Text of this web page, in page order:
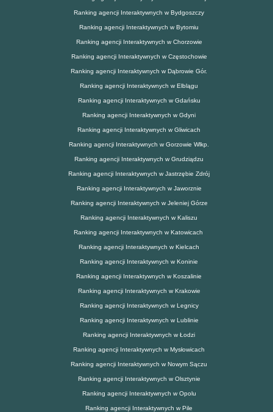
Ranking agencji Interaktywnych w Bydgoszczy
Ranking agencji Interaktywnych w Bytomiu
Ranking agencji Interaktywnych w Chorzowie
Ranking agencji Interaktywnych w Częstochowie
Ranking agencji Interaktywnych w Dąbrowie Gór.
Ranking agencji Interaktywnych w Elblągu
Ranking agencji Interaktywnych w Gdańsku
Ranking agencji Interaktywnych w Gdyni
Ranking agencji Interaktywnych w Gliwicach
Ranking agencji Interaktywnych w Gorzowie Wlkp.
Ranking agencji Interaktywnych w Grudziądzu
Ranking agencji Interaktywnych w Jastrzębie Zdrój
Ranking agencji Interaktywnych w Jaworznie
Ranking agencji Interaktywnych w Jeleniej Górze
Ranking agencji Interaktywnych w Kaliszu
Ranking agencji Interaktywnych w Katowicach
Ranking agencji Interaktywnych w Kielcach
Ranking agencji Interaktywnych w Koninie
Ranking agencji Interaktywnych w Koszalinie
Ranking agencji Interaktywnych w Krakowie
Ranking agencji Interaktywnych w Legnicy
Ranking agencji Interaktywnych w Lublinie
Ranking agencji Interaktywnych w Łodzi
Ranking agencji Interaktywnych w Mysłowicach
Ranking agencji Interaktywnych w Nowym Sączu
Ranking agencji Interaktywnych w Olsztynie
Ranking agencji Interaktywnych w Opolu
Ranking agencji Interaktywnych w Pile